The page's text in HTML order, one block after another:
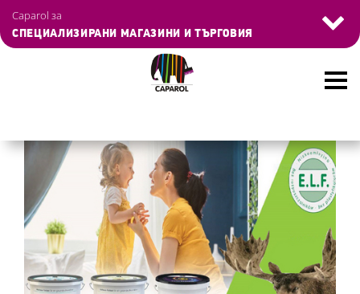
to
Caparol за
СПЕЦИАЛИЗИРАНИ МАГАЗИНИ И ТЪРГОВИЯ
Управление на бисквитките